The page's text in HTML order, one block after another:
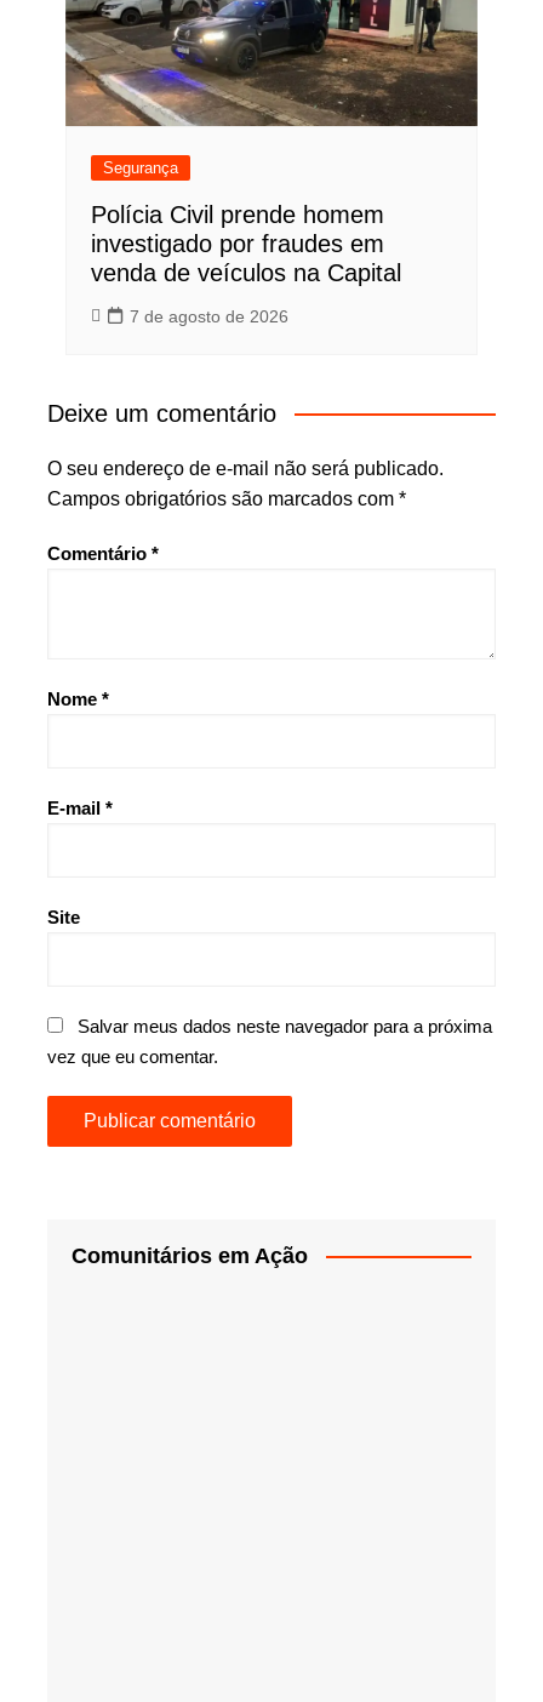
Segurança
Polícia Civil prende homem
investigado por fraudes em
venda de veículos na Capital
7 de agosto de 2026
Deixe um comentário
O seu endereço de e-mail não será publicado.
Campos obrigatórios são marcados com *
Comentário *
Nome *
E-mail *
Site
Salvar meus dados neste navegador para a próxima
vez que eu comentar.
Comunitários em Ação